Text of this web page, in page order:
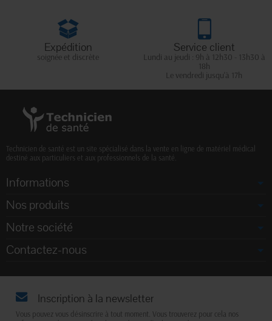
Expédition
soignée et discrète
Service client
Lundi au jeudi : 9h à 12h30 - 13h30 à
18h
Le vendredi jusqu'à 17h
Technicien de santé est un site spécialisé dans la vente en ligne de matériel médical
destiné aux particuliers et aux professionnels de la santé.
Informations
Nos produits
Notre société
Contactez-nous
Inscription à la newsletter
Vous pouvez vous désinscrire à tout moment. Vous trouverez pour cela nos